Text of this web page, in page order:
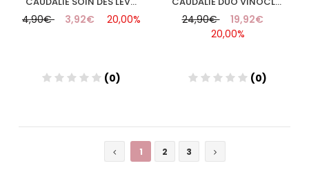
4,90€ 3,92€ 20,00%
(0)
24,90€
19,92€
20,00%
(0)
1
2 3